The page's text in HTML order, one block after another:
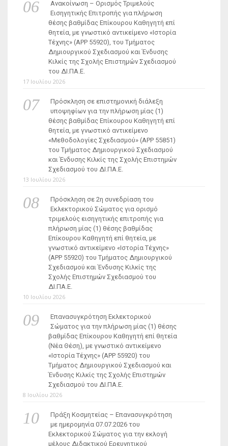
Ανακοίνωση – Ορισμός Τριμελούς
Εισηγητικής Επιτροπής για πλήρωση
θέσης βαθμίδας Επίκουρου Καθηγητή επί
θητεία, με γνωστικό αντικείμενο «Ιστορία
Τέχνης» (ΑΡΡ 55920), του Τμήματος
Δημιουργικού Σχεδιασμού και Ένδυσης
Κιλκίς της Σχολής Επιστημών Σχεδιασμού
του ΔΙ.ΠΑ.Ε.
17 Ιουλίου 2026
Πρόσκληση σε επιστημονική διάλεξη
υποψηφίων για την πλήρωση μίας (1)
θέσης βαθμίδας Επίκουρου Καθηγητή επί
θητεία, με γνωστικό αντικείμενο
«Μεθοδολογίες Σχεδιασμού» (ΑΡΡ 55851)
του Τμήματος Δημιουργικού Σχεδιασμού
και Ένδυσης Κιλκίς της Σχολής Επιστημών
Σχεδιασμού του ΔΙ.ΠΑ.Ε.
13 Ιουλίου 2026
Πρόσκληση σε 2η συνεδρίαση του
Εκλεκτορικού Σώματος για ορισμό
τριμελούς εισηγητικής επιτροπής για
πλήρωση μίας (1) θέσης βαθμίδας
Επίκουρου Καθηγητή επί θητεία, με
γνωστικό αντικείμενο «Ιστορία Τέχνης»
(ΑΡΡ 55920) του Τμήματος Δημιουργικού
Σχεδιασμού και Ένδυσης Κιλκίς της
Σχολής Επιστημών Σχεδιασμού του
ΔΙ.ΠΑ.Ε.
10 Ιουλίου 2026
Επανασυγκρότηση Εκλεκτορικού
Σώματος για την πλήρωση μίας (1) θέσης
βαθμίδας Επίκουρου Καθηγητή επί θητεία
(Νέα Θέση), με γνωστικό αντικείμενο
«Ιστορία Τέχνης» (ΑΡΡ 55920) του
Τμήματος Δημιουργικού Σχεδιασμού και
Ένδυσης Κιλκίς της Σχολής Επιστημών
Σχεδιασμού του ΔΙ.ΠΑ.Ε.
8 Ιουλίου 2026
Πράξη Κοσμητείας – Επανασυγκρότηση
με ημερομηνία 07.07.2026 του
Εκλεκτορικού Σώματος για την εκλογή
μέλους Διδακτικού Ερευνητικού